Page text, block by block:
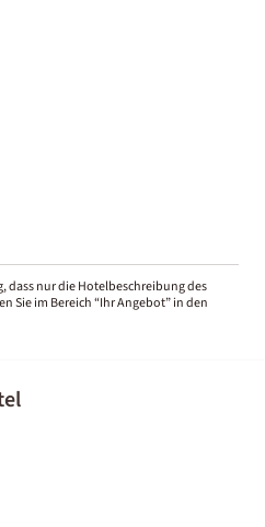
dass nur die Hotelbeschreibung des
Sie im Bereich “Ihr Angebot” in den